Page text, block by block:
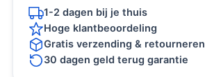
1-2 dagen bij je thuis
Hoge klantbeoordeling
Gratis verzending & retourneren
30 dagen geld terug garantie